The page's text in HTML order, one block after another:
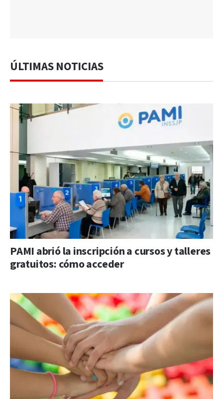
ÚLTIMAS NOTICIAS
PAMI abrió la inscripción a cursos y talleres
gratuitos: cómo acceder